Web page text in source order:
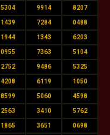
5304 9914 8207
1439 7284 0488
1944 1343 6203
0955 7363 5104
2752 9486 5325
4208 6119 1050
8599 5060 4598
2563 3410 5762
1865 3651 0698